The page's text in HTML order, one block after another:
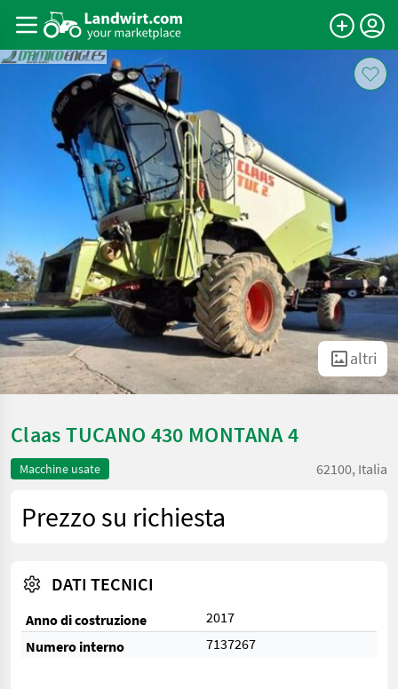
altri
Claas TUCANO 430 MONTANA 4
Macchine usate 62100, Italia
Prezzo su richiesta
DATI TECNICI
Anno di costruzione
2017
Numero interno
7137267